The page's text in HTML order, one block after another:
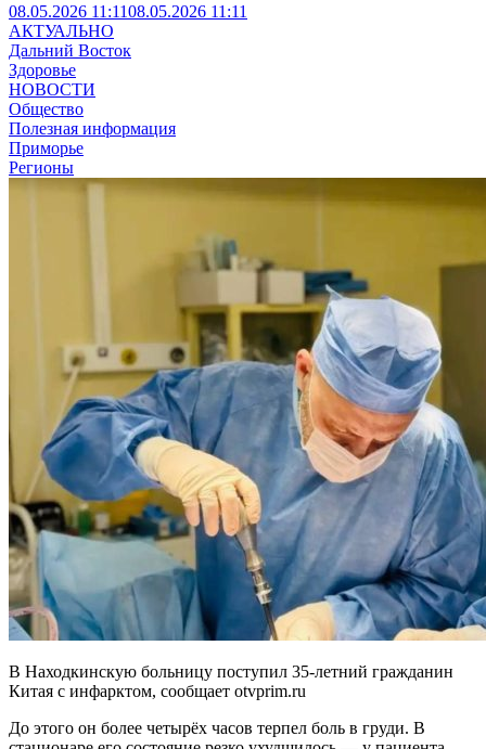
08.05.2026 11:1108.05.2026 11:11
АКТУАЛЬНО
Дальний Восток
Здоровье
НОВОСТИ
Общество
Полезная информация
Приморье
Регионы
В Находкинскую больницу поступил 35-летний гражданин
Китая с инфарктом, сообщает otvprim.ru
До этого он более четырёх часов терпел боль в груди. В